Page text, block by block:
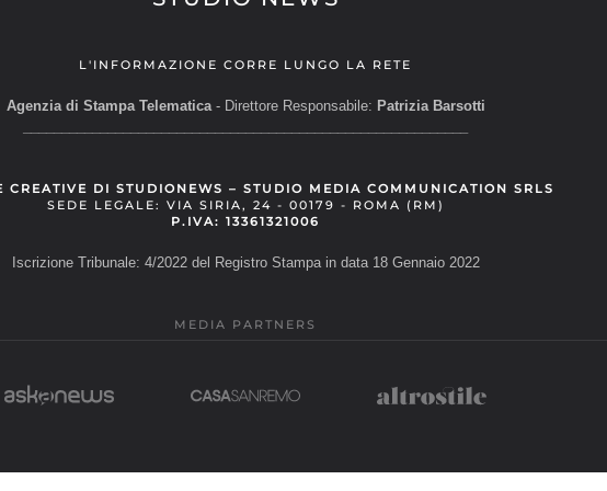
L'INFORMAZIONE CORRE LUNGO LA RETE
Agenzia di Stampa Telematica- Direttore Responsabile: Patrizia Barsotti
CREATIVE DI STUDIONEWS – STUDIO MEDIA COMMUNICATION SRLS
SEDE LEGALE: VIA SIRIA, 24 - 00179 - ROMA (RM)
P.IVA: 13361321006
Iscrizione Tribunale: 4/2022 del Registro Stampa in data 18 Gennaio 2022
MEDIA PARTNERS